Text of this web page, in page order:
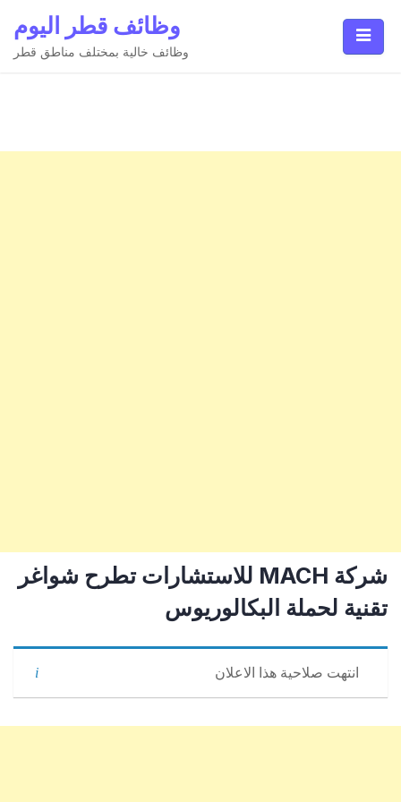
content
وظائف قطر اليوم
وظائف خالية بمختلف مناطق قطر
شركة MACH للاستشارات تطرح شواغر
تقنية لحملة البكالوريوس
انتهت صلاحية هذا الاعلان